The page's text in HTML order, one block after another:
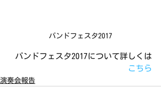
バンドフェスタ2017
バンドフェスタ2017について詳しくは
こちら
演奏会報告